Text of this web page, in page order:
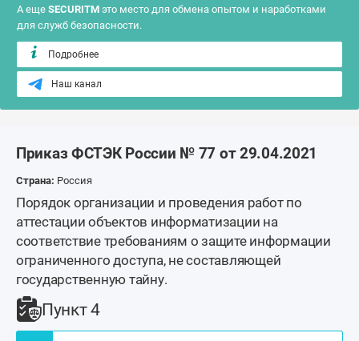
А еще SECURITM это место для обмена опытом и наработками
для служб безопасности.
Подробнее
Наш канал
Приказ ФСТЭК России № 77 от 29.04.2021
Страна: Россия
Порядок организации и проведения работ по
аттестации объектов информатизации на
соответствие требованиям о защите информации
ограниченного доступа, не составляющей
государственную тайну.
Пункт 4